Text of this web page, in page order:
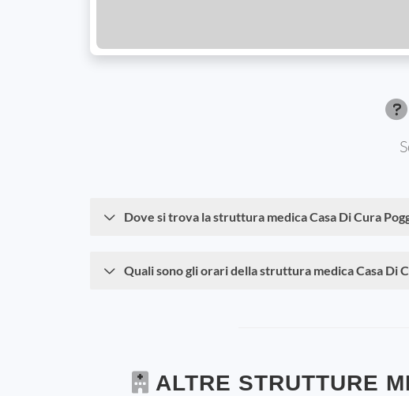
Dove si trova la struttura medica Casa Di Cura
Quali sono gli orari della struttura medica Casa Di
ALTRE STRUTTURE